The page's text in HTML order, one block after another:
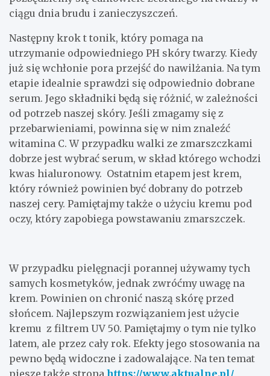
ciągu dnia brudu i zanieczyszczeń.
Następny krok t tonik, który pomaga na
utrzymanie odpowiedniego PH skóry twarzy. Kiedy
już się wchłonie pora przejść do nawilżania. Na tym
etapie idealnie sprawdzi się odpowiednio dobrane
serum. Jego składniki będą się różnić, w zależności
od potrzeb naszej skóry. Jeśli zmagamy się z
przebarwieniami, powinna się w nim znaleźć
witamina C. W przypadku walki ze zmarszczkami
dobrze jest wybrać serum, w skład którego wchodzi
kwas hialuronowy. Ostatnim etapem jest krem,
który również powinien być dobrany do potrzeb
naszej cery. Pamiętajmy także o użyciu kremu pod
oczy, który zapobiega powstawaniu zmarszczek.
W przypadku pielęgnacji porannej używamy tych
samych kosmetyków, jednak zwróćmy uwagę na
krem. Powinien on chronić naszą skórę przed
słońcem. Najlepszym rozwiązaniem jest użycie
kremu z filtrem UV 50. Pamiętajmy o tym nie tylko
latem, ale przez cały rok. Efekty jego stosowania na
pewno będą widoczne i zadowalające. Na ten temat